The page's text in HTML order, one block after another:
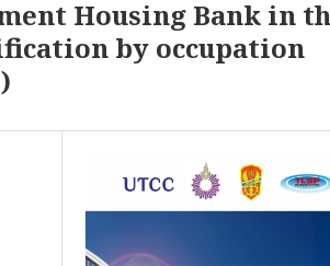
Housing Bank in
by occupation